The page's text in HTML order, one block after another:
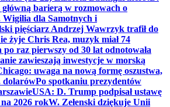
barierą w rozmowach o
Wigilia dla Samotnych i
pięściarz Andrzej Wawrzyk trafił do
żyje Chris Rea, muzyk miał 74
raz pierwszy od 30 lat odnotowała
zawieszają inwestycje w morską
uwaga na nową formę oszustwa,
dolarówPo spotkaniu prezydentów
USA: D. Trump podpisał ustawę
2026 rokW. Zełenski dziękuje Unii